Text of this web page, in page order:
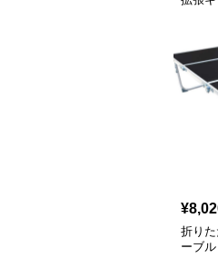
¥
折り
ーブル